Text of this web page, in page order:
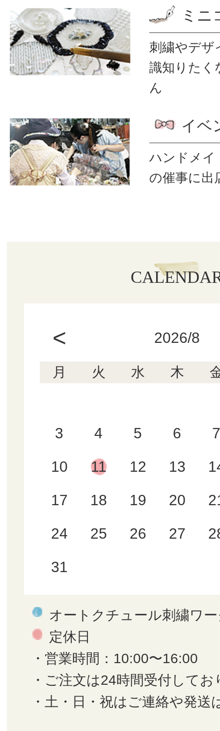
ミニ
刺繍やデザ
識知りたく
ん
イベ
ハンドメイ
の催事に出
< 2026/8
月 火 水 木
3 4 5 6 7
10 11 12 13
17 18 19 20
24 25 26 27
31
オートクチュール刺繍ワ
定休日
・営業時間：10:00〜16:00
・ご注文は24時間受付してお
・土・日・祝はご連絡や発送